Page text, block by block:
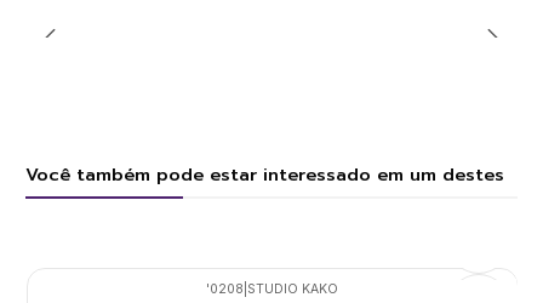
Você também pode estar interessado em um destes
'0208 STUDIO KAKO